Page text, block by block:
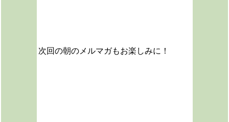
次回の朝のメルマガもお楽しみに！